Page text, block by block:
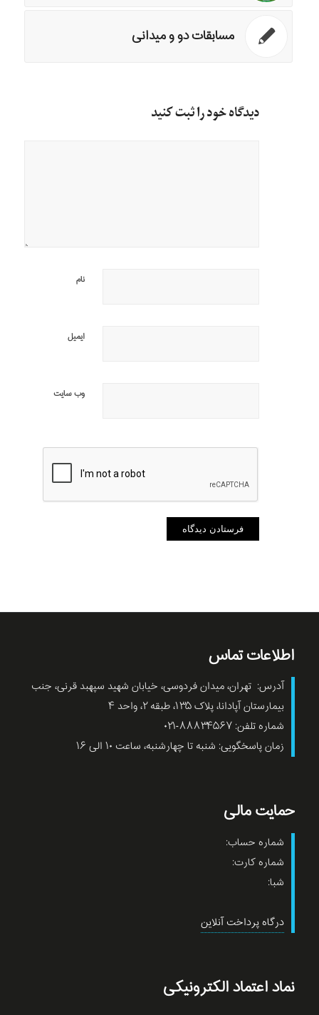
مسابقات دو و میدانی
دیدگاه خود را ثبت کنید
نام
ایمیل
وب‌ سایت
اطلاعات تماس
آدرس: تهران، میدان فردوسی، خیابان شهید سپهبد قرنی، جنب
بیمارستان آپادانا، پلاک ۱۳۵، طبقه ۲، واحد ۴
شماره تلفن: ۸۸۸۳۴۵۶۷-۰۲۱
زمان پاسخگویی: شنبه تا چهارشنبه، ساعت ۱۰ الی ۱۶
حمایت مالی
شماره حساب:
شماره کارت:
شبا:
درگاه پرداخت آنلاین
نماد اعتماد الکترونیکی